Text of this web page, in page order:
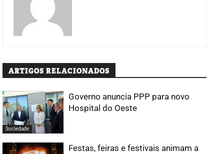
ARTIGOS RELACIONADOS
Sociedade
Governo anuncia PPP para novo
Hospital do Oeste
Festas, feiras e festivais animam a